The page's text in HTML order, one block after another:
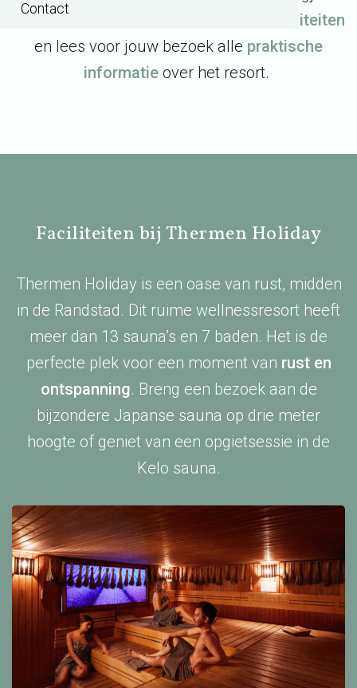
Contact
wellness en kom tot rust. Ontdek de
faciliteiten
en lees voor jouw bezoek alle praktische
informatie over het resort.
Faciliteiten bij Thermen Holiday
Thermen Holiday is een oase van rust, midden
in de Randstad. Dit ruime wellnessresort heeft
meer dan 13 sauna’s en 7 baden. Het is de
perfecte plek voor een moment van rust en
ontspanning. Breng een bezoek aan de
bijzondere Japanse sauna op drie meter
hoogte of geniet van een opgietsessie in de
Kelo sauna.